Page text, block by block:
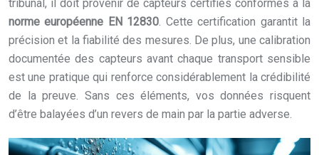
tribunal, il doit provenir de capteurs certifiés conformes à la
norme européenne EN 12830. Cette certification garantit la
précision et la fiabilité des mesures. De plus, une calibration
documentée des capteurs avant chaque transport sensible
est une pratique qui renforce considérablement la crédibilité
de la preuve. Sans ces éléments, vos données risquent
d’être balayées d’un revers de main par la partie adverse.